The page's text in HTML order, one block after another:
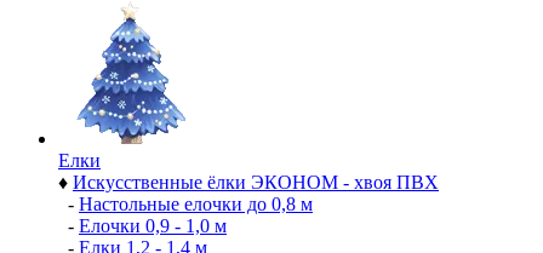
Елки
♦ Искусственные ёлки ЭКОНОМ - хвоя ПВХ
- Настольные елочки до 0,8 м
- Елочки 0,9 - 1,0 м
- Елки 1,2 - 1,4 м